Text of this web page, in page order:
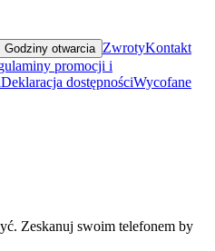
Godziny otwarcia ZwrotyKontakt
promocji i
Deklaracja dostępnościWycofane
Zeskanuj swoim telefonem by